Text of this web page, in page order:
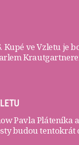
Kupé ve Vzletu je
Pavla
budou tentokrát